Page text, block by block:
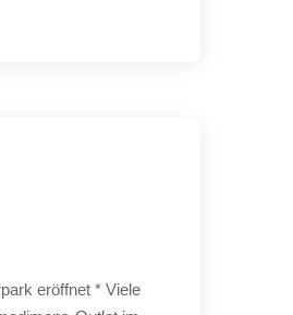
eröffnet * Viele